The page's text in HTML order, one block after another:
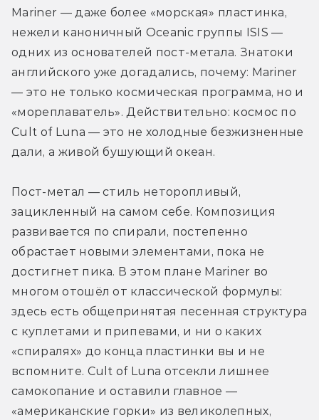
Mariner — даже более «морская» пластинка,
нежели каноничный Oceanic группы ISIS —
одних из основателей пост-метала. Знатоки
английского уже догадались, почему: Mariner
— это не только космическая программа, но и
«мореплаватель». Действительно: космос по
Cult of Luna — это не холодные безжизненные
дали, а живой бушующий океан.
Пост-метал — стиль неторопливый,
зацикленный на самом себе. Композиция
развивается по спирали, постепенно
обрастает новыми элементами, пока не
достигнет пика. В этом плане Mariner во
многом отошёл от классической формулы:
здесь есть общепринятая песенная структура
с куплетами и припевами, и ни о каких
«спиралях» до конца пластинки вы и не
вспомните. Cult of Luna отсекли лишнее
самокопание и оставили главное —
«американские горки» из великолепных,